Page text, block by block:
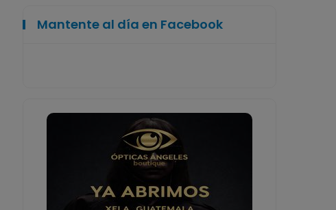
Mantente al día en Facebook